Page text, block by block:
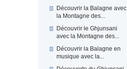
Découvrir la Balagne avec
la Montagne des...
Découvrir le Ghjunsani
avec la Montagne des...
Découvrir la Balagne en
musique avec la...